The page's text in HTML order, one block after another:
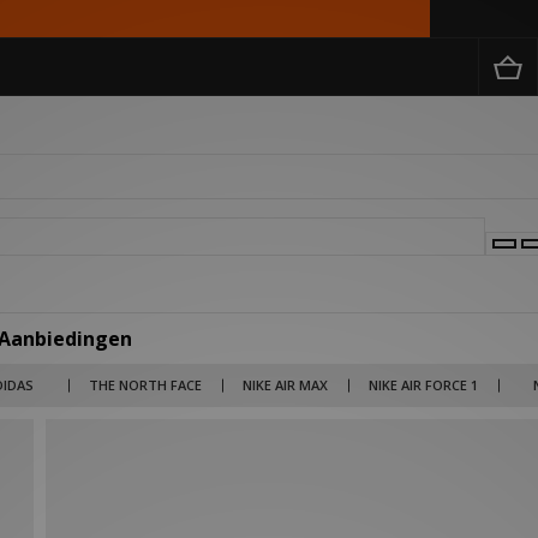
THE NORTH FACE NIKE AIR MAX NIKE AIR FORCE 1
als Billionaire Boys Club, Salomon en Jordan tot lifestyle brands als
en items nu in de uitverkoop met kortingen die kunnen oplopen tot wel 50%